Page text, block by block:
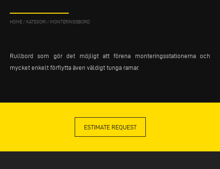
HOME / KATEGORI / MONTERINGSBORD
Rullbord som gör det möjligt att förena monteringsstationerna och
mycket enkelt förflytta även väldigt tunga ramar.
ESTIMATE REQUEST